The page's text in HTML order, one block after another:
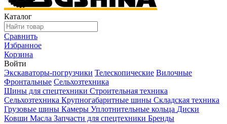
Каталог
Сравнить
Избранное
Корзина
Войти
Экскаваторы-погрузчики Телескопические Вилочные
Фронтальные Сельхозтехника
Шины для спецтехники Строительная техника
Сельхозтехника Крупногабаритные шины Складская техника
Грузовые шины Камеры Уплотнительные кольца Диски
Ковши Масла Запчасти для спецтехники Бренды